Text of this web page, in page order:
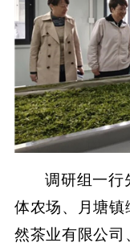
调研组一行
体农场、月塘镇
然茶业有限公司